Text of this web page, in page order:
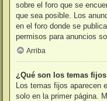
sobre el foro que se
que sea posible. Los
en el foro donde se
permisos para anuncios
Arriba
¿Qué son los temas
Los temas fijos aparecen
solo en la primer página.